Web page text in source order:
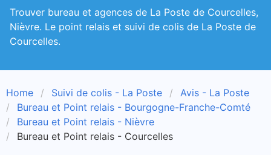
Trouver bureau et agences de La Poste de Courcelles,
Nièvre. Le point relais et suivi de colis de La Poste de
Courcelles.
Home Suivi de colis - La Poste
Avis - La Poste
Bureau et Point relais - Bourgogne-Franche-Comté
Bureau et Point relais - Nièvre
Bureau et Point relais - Courcelles